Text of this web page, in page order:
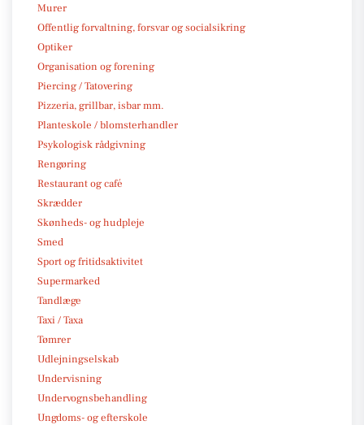
Murer
Offentlig forvaltning, forsvar og socialsikring
Optiker
Organisation og forening
Piercing / Tatovering
Pizzeria, grillbar, isbar mm.
Planteskole / blomsterhandler
Psykologisk rådgivning
Rengøring
Restaurant og café
Skrædder
Skønheds- og hudpleje
Smed
Sport og fritidsaktivitet
Supermarked
Tandlæge
Taxi / Taxa
Tømrer
Udlejningselskab
Undervisning
Undervognsbehandling
Ungdoms- og efterskole